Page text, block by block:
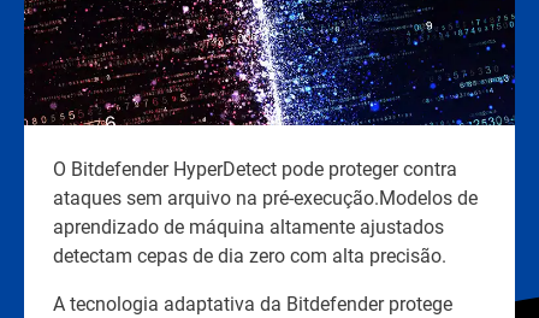
O Bitdefender HyperDetect pode proteger contra
ataques sem arquivo na pré-execução.Modelos de
aprendizado de máquina altamente ajustados
detectam cepas de dia zero com alta precisão.
A tecnologia adaptativa da Bitdefender protege